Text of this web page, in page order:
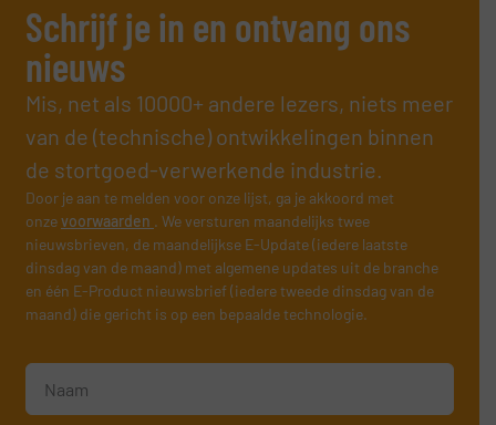
Schrijf je in en ontvang ons
nieuws
Mis, net als 10000+ andere lezers, niets meer
van de (technische) ontwikkelingen binnen
de stortgoed-verwerkende industrie.
Door je aan te melden voor onze lijst, ga je akkoord met
onzevoorwaarden . We versturen maandelijks twee
nieuwsbrieven, de maandelijkse E-Update (iedere laatste
dinsdag van de maand) met algemene updates uit de branche
en één E-Product nieuwsbrief (iedere tweede dinsdag van de
maand) die gericht is op een bepaalde technologie.